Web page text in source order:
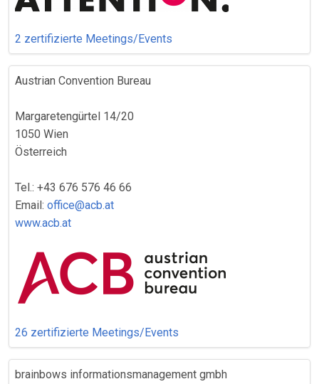
2 zertifizierte Meetings/Events
Austrian Convention Bureau
Margaretengürtel 14/20
1050 Wien
Österreich
Tel.: +43 676 576 46 66
Email: office@acb.at
www.acb.at
26 zertifizierte Meetings/Events
brainbows informationsmanagement gmbh